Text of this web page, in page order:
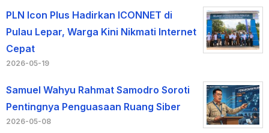
PLN Icon Plus Hadirkan ICONNET di
Pulau Lepar, Warga Kini Nikmati Internet
Cepat
2026-05-19
Samuel Wahyu Rahmat Samodro Soroti
Pentingnya Penguasaan Ruang Siber
2026-05-08